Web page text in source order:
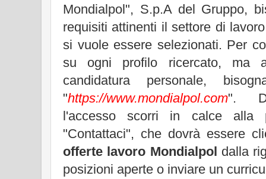
Mondialpol", S.p.A del Gruppo,
requisiti attinenti il settore di
si vuole essere selezionati. Per
su ogni profilo ricercato, ma
candidatura personale,
"https://www.mondialpol.com".
l'accesso scorri in calce alla
"Contattaci", che dovrà essere
offerte lavoro Mondialpol dalla
posizioni aperte o inviare un